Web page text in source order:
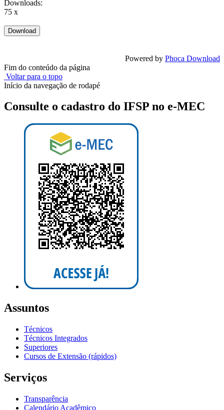
Downloads:
75 x
Powered by Phoca Download
Fim do conteúdo da página
Voltar para o topo
Início da navegação de rodapé
Consulte o cadastro do IFSP no e-MEC
Assuntos
Técnicos
Técnicos Integrados
Superiores
Cursos de Extensão (rápidos)
Serviços
Transparência
Calendário Acadêmico